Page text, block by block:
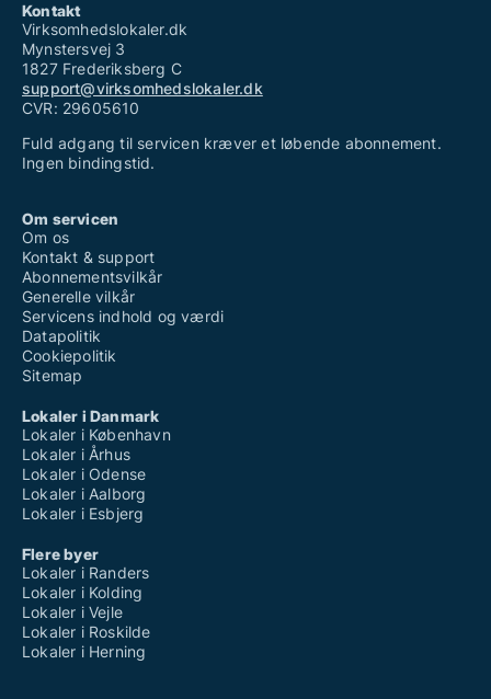
Kontakt
Virksomhedslokaler.dk
Mynstersvej 3
1827 Frederiksberg C
support@virksomhedslokaler.dk
CVR: 29605610
Fuld adgang til servicen kræver et løbende abonnement.
Ingen bindingstid.
Om servicen
Om os
Kontakt & support
Abonnementsvilkår
Generelle vilkår
Servicens indhold og værdi
Datapolitik
Cookiepolitik
Sitemap
Lokaler i Danmark
Lokaler i København
Lokaler i Århus
Lokaler i Odense
Lokaler i Aalborg
Lokaler i Esbjerg
Flere byer
Lokaler i Randers
Lokaler i Kolding
Lokaler i Vejle
Lokaler i Roskilde
Lokaler i Herning